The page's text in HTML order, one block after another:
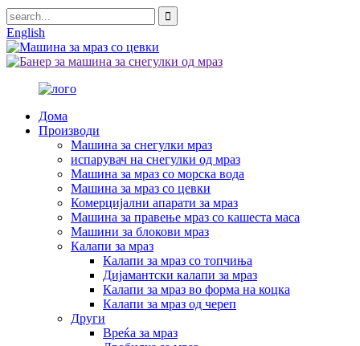
English
Дома
Производи
Машина за снегулки мраз
испарувач на снегулки од мраз
Машина за мраз со морска вода
Машина за мраз со цевки
Комерцијални апарати за мраз
Машина за правење мраз со кашеста маса
Машини за блокови мраз
Калапи за мраз
Калапи за мраз со топчиња
Дијамантски калапи за мраз
Калапи за мраз во форма на коцка
Калапи за мраз од череп
Други
Вреќа за мраз